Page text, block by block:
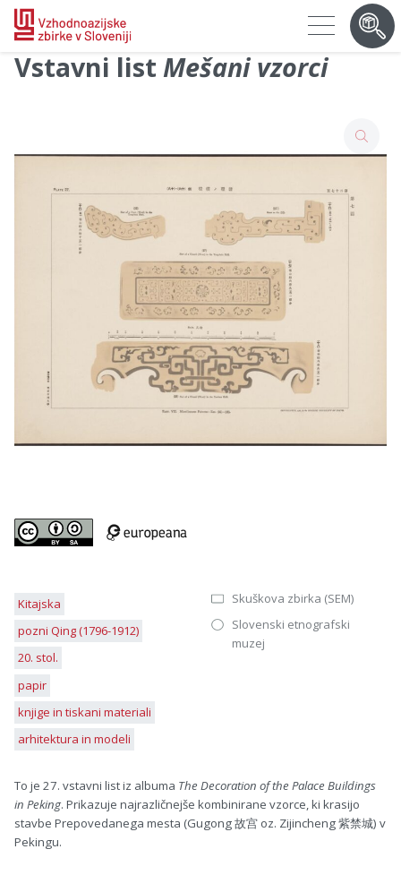
Vstavni list Mešani vzorci
Kitajska
pozni Qing (1796-1912)
20. stol.
papir
knjige in tiskani materiali
arhitektura in modeli
Skuškova zbirka (SEM)
Slovenski etnografski
muzej
To je 27. vstavni list iz albuma The Decoration of the Palace Buildings
in Peking. Prikazuje najrazličnejše kombinirane vzorce, ki krasijo
stavbe Prepovedanega mesta (Gugong 故宫 oz. Zijincheng 紫禁城) v
Pekingu.